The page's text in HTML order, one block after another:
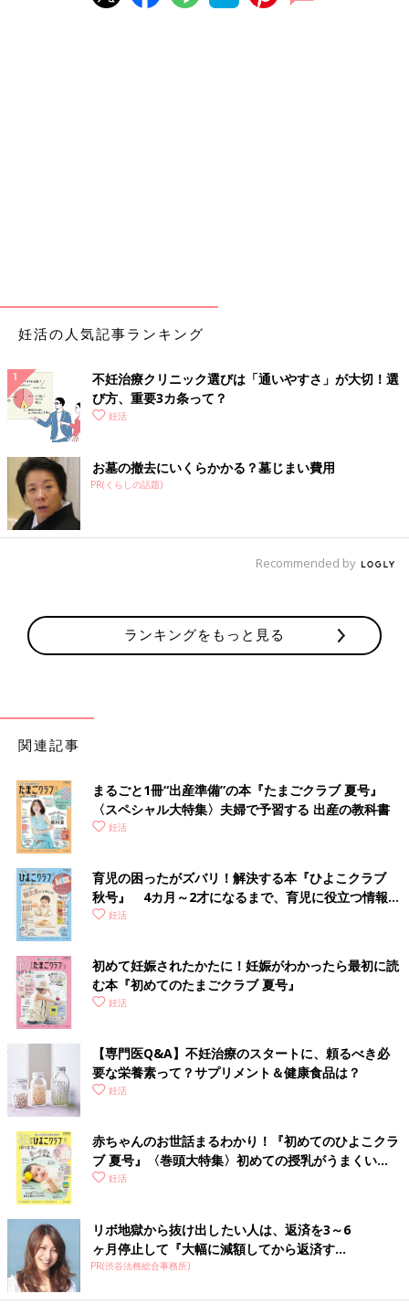
妊活の人気記事ランキング
不妊治療クリニック選びは「通いやすさ」が大切！選
び方、重要3カ条って？
妊活
お墓の撤去にいくらかかる？墓じまい費用
PR(くらしの話題)
Recommended by
ランキングをもっと見る
関連記事
まるごと1冊“出産準備”の本『たまごクラブ 夏号』
〈スペシャル大特集〉夫婦で予習する 出産の教科書
妊活
育児の困ったがズバリ！解決する本『ひよこクラブ
秋号』 4カ月～2才になるまで、育児に役立つ情報が
いっぱい！
妊活
初めて妊娠されたかたに！妊娠がわかったら最初に読
む本『初めてのたまごクラブ 夏号』
妊活
【専門医Q&A】不妊治療のスタートに、頼るべき必
要な栄養素って？サプリメント＆健康食品は？
妊活
赤ちゃんのお世話まるわかり！『初めてのひよこクラ
ブ 夏号』〈巻頭大特集〉初めての授乳がうまくい
く！ おっぱい・ミルクの基本と夏のトラブル 解決テ
妊活
リボ地獄から抜け出したい人は、返済を3～6
ヶ月停止して『大幅に減額してから返済す...
PR(渋谷法務総合事務所)